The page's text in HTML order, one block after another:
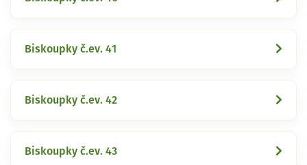
Biskoupky č.ev. 41
Biskoupky č.ev. 42
Biskoupky č.ev. 43